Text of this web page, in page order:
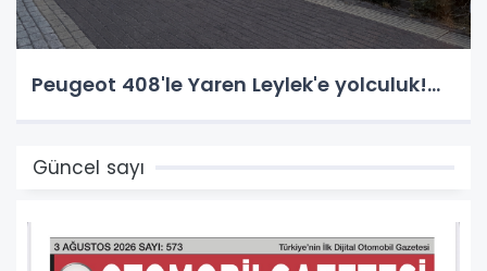
Peugeot 408'le Yaren Leylek'e yolculuk!...
Güncel sayı